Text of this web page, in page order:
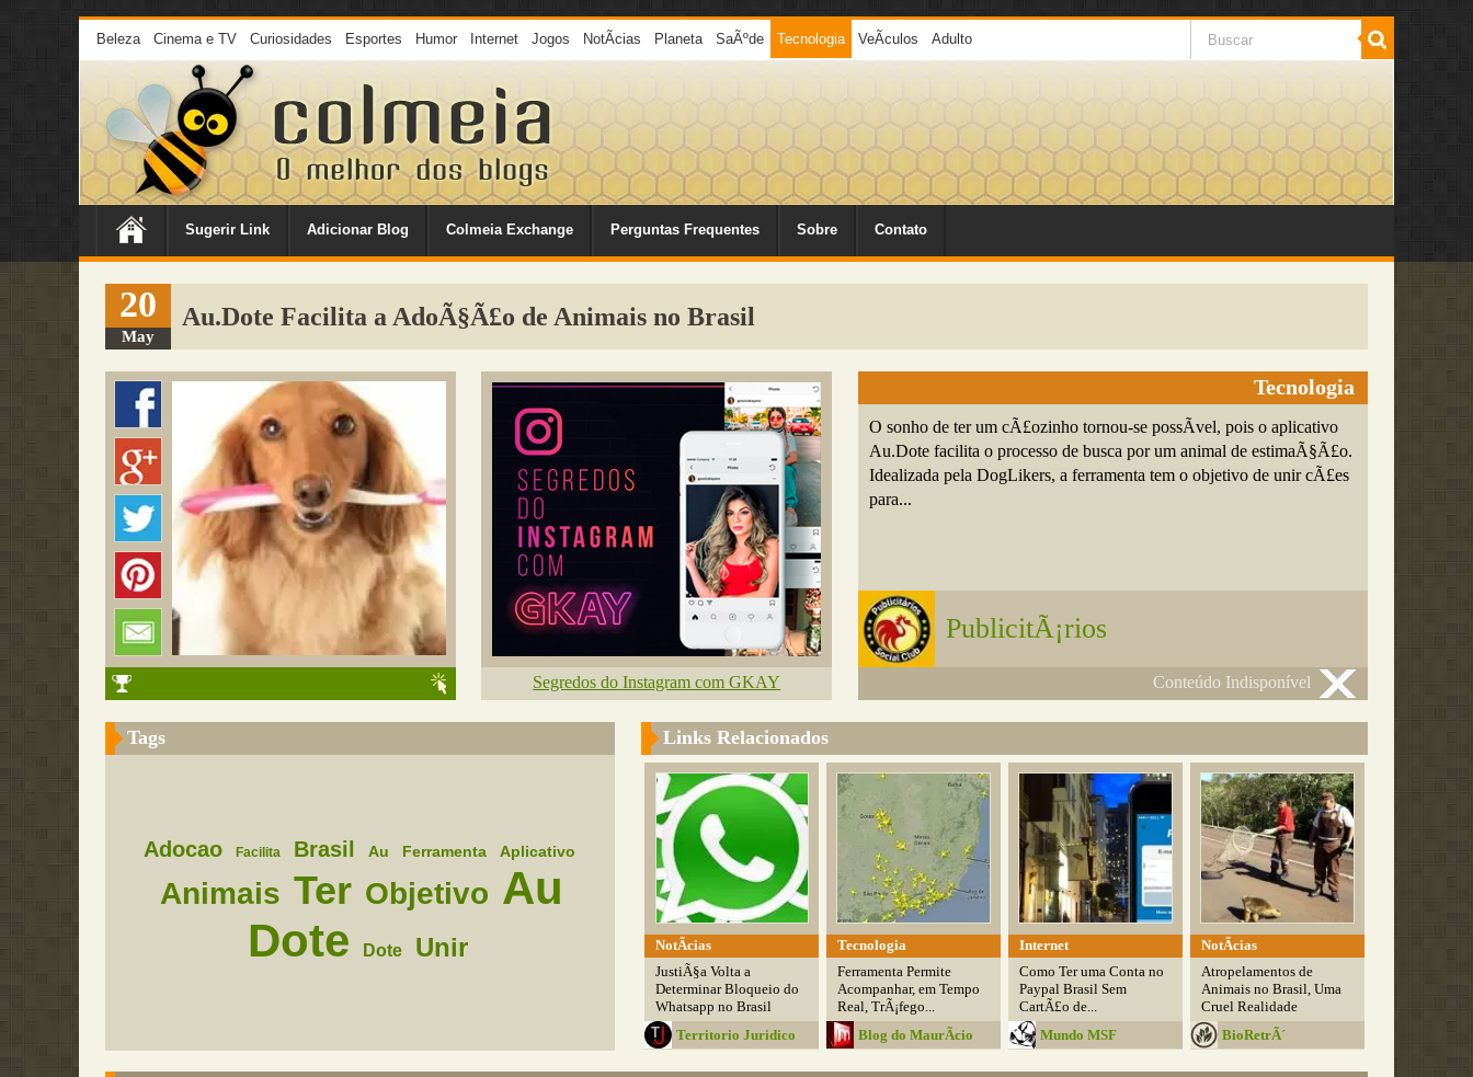
Beleza Cinema e TV Curiosidades Esportes Humor Internet Jogos NotÃ­cias Planeta SaÃºde Tecnologia VeÃ­culos Adulto
Sugerir Link Adicionar Blog Colmeia Exchange Perguntas Frequentes Sobre Contato
20
May
Au.Dote Facilita a AdoÃ§Ã£o de Animais no Brasil
Segredos do Instagram com GKAY
Tecnologia
O sonho de ter um cÃ£ozinho tornou-se possÃ­vel, pois o aplicativo
Au.Dote facilita o processo de busca por um animal de estimaÃ§Ã£o.
Idealizada pela DogLikers, a ferramenta tem o objetivo de unir cÃ£es
para...
PublicitÃ¡rios
Conteúdo Indisponível
Tags
Adocao Facilita Brasil Au Ferramenta Aplicativo
Animais Ter Objetivo Au
Dote
Dote Unir
Links Relacionados
NotÃ­cias
JustiÃ§a Volta a
Determinar Bloqueio do
Whatsapp no Brasil
Territorio Juridico
Tecnologia
Ferramenta Permite
Acompanhar, em Tempo
Real, TrÃ¡fego...
Blog do MaurÃ­cio
Internet
Como Ter uma Conta no
Paypal Brasil Sem
CartÃ£o de...
Mundo MSF
NotÃ­cias
Atropelamentos de
Animais no Brasil, Uma
Cruel Realidade
BioRetrÃ´